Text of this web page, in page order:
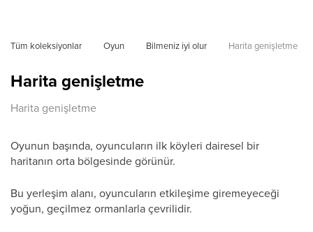
Tüm koleksiyonlar Oyun Bilmeniz iyi olur Harita genişletme
Harita genişletme
Harita genişletme
Oyunun başında, oyuncuların ilk köyleri dairesel bir
haritanın orta bölgesinde görünür.
Bu yerleşim alanı, oyuncuların etkileşime giremeyeceği
yoğun, geçilmez ormanlarla çevrilidir.